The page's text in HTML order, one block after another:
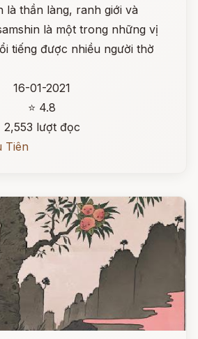
là thần làng, ranh giới và
là một trong những vị
tiếng được nhiều người thờ
16-01-2021
⭐ 4.8
2,553 lượt đọc
Tiên